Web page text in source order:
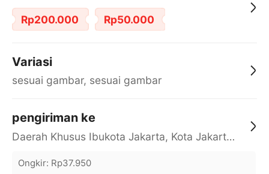
Rp200.000 Rp50.000
Variasi
sesuai gambar, sesuai gambar
pengiriman ke
Daerah Khusus Ibukota Jakarta, Kota Jakarta Barat, Cengkareng, yy
Ongkir: Rp37.950